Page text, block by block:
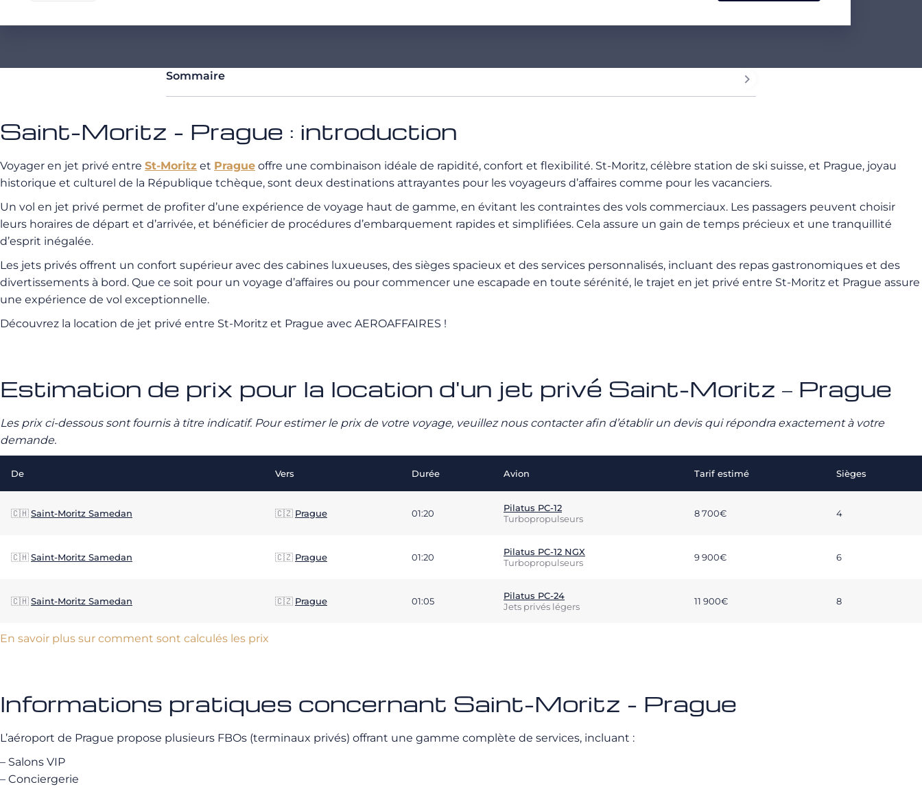
Sommaire
Saint-Moritz - Prague : introduction
Voyager en jet privé entre St-Moritz et Prague offre une combinaison idéale de rapidité, confort et flexibilité. St-Moritz, célèbre station de ski suisse, et Prague, joyau
historique et culturel de la République tchèque, sont deux destinations attrayantes pour les voyageurs d’affaires comme pour les vacanciers.
Un vol en jet privé permet de profiter d’une expérience de voyage haut de gamme, en évitant les contraintes des vols commerciaux. Les passagers peuvent choisir
leurs horaires de départ et d’arrivée, et bénéficier de procédures d’embarquement rapides et simplifiées. Cela assure un gain de temps précieux et une tranquillité
d’esprit inégalée.
Les jets privés offrent un confort supérieur avec des cabines luxueuses, des sièges spacieux et des services personnalisés, incluant des repas gastronomiques et des
divertissements à bord. Que ce soit pour un voyage d’affaires ou pour commencer une escapade en toute sérénité, le trajet en jet privé entre St-Moritz et Prague assure
une expérience de vol exceptionnelle.
Découvrez la location de jet privé entre St-Moritz et Prague avec AEROAFFAIRES !
Estimation de prix pour la location d'un jet privé Saint-Moritz – Prague
Les prix ci-dessous sont fournis à titre indicatif. Pour estimer le prix de votre voyage, veuillez nous contacter afin d’établir un devis qui répondra exactement à votre
demande.
De Vers Durée Avion Tarif estimé Sièges
🇨🇭Saint-Moritz Samedan 🇨🇿 Prague 01:20
Pilatus PC-12
Turbopropulseurs
8 700€ 4
🇨🇭Saint-Moritz Samedan 🇨🇿 Prague 01:20
Pilatus PC-12 NGX
Turbopropulseurs
9 900€ 6
🇨🇭Saint-Moritz Samedan 🇨🇿 Prague 01:05
Pilatus PC-24
Jets privés légers
11 900€ 8
En savoir plus sur comment sont calculés les prix
Informations pratiques concernant Saint-Moritz - Prague
L’aéroport de Prague propose plusieurs FBOs (terminaux privés) offrant une gamme complète de services, incluant :
– Salons VIP
– Conciergerie